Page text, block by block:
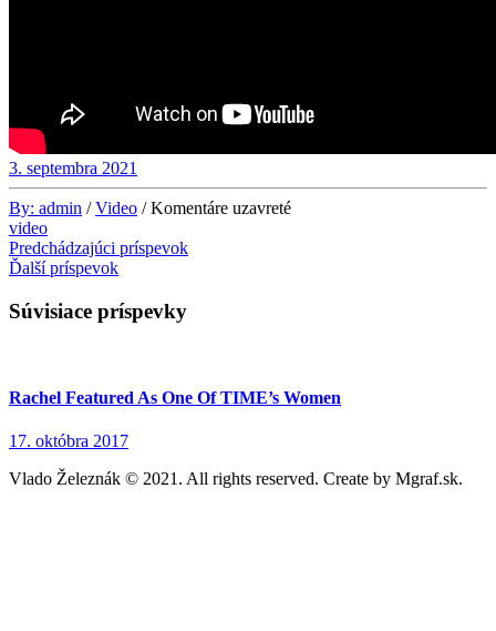
3. septembra 2021
By: admin /Video /Komentáre uzavreté
video
Predchádzajúci príspevok
Ďalší príspevok
Súvisiace príspevky
Rachel Featured As One Of TIME’s Women
17. októbra 2017
Vlado Železnák © 2021. All rights reserved. Create by Mgraf.sk.